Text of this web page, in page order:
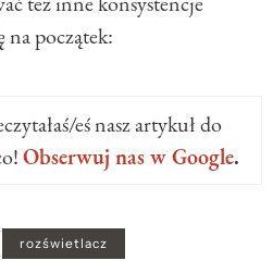
początek:
eś nasz artykuł do
Obserwuj nas w Google.
rozświetlacz